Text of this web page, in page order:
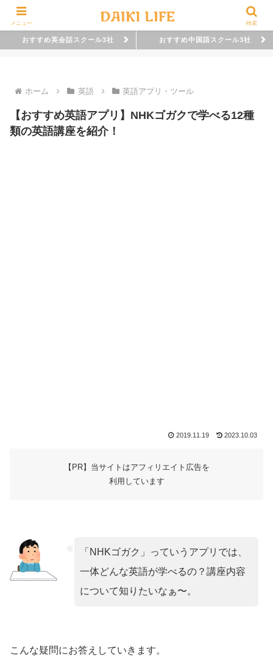
おすすめ英会話スクール3社 おすすめ中国語スクール3社
ホーム 英語 英語アプリ・ツール
【おすすめ英語アプリ】NHKゴガクで学べる12種
類の英語講座を紹介！
2019.11.19 2023.10.03
【PR】当サイトはアフィリエイト広告を
利用しています
「NHKゴガク」っていうアプリでは、
一体どんな英語が学べるの？講座内容
について知りたいなぁ〜。
こんな疑問にお答えしていきます。
メニュー 検索